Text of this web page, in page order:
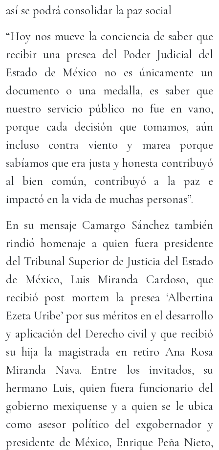
así se podrá consolidar la paz social
“Hoy nos mueve la conciencia de saber que
recibir una presea del Poder Judicial del
Estado de México no es únicamente un
documento o una medalla, es saber que
nuestro servicio público no fue en vano,
porque cada decisión que tomamos, aún
incluso contra viento y marea porque
sabíamos que era justa y honesta contribuyó
al bien común, contribuyó a la paz e
impactó en la vida de muchas personas”.
En su mensaje Camargo Sánchez también
rindió homenaje a quien fuera presidente
del Tribunal Superior de Justicia del Estado
de México, Luis Miranda Cardoso, que
recibió post mortem la presea ‘Albertina
Ezeta Uribe’ por sus méritos en el desarrollo
y aplicación del Derecho civil y que recibió
su hija la magistrada en retiro Ana Rosa
Miranda Nava. Entre los invitados, su
hermano Luis, quien fuera funcionario del
gobierno mexiquense y a quien se le ubica
como asesor político del exgobernador y
presidente de México, Enrique Peña Nieto,